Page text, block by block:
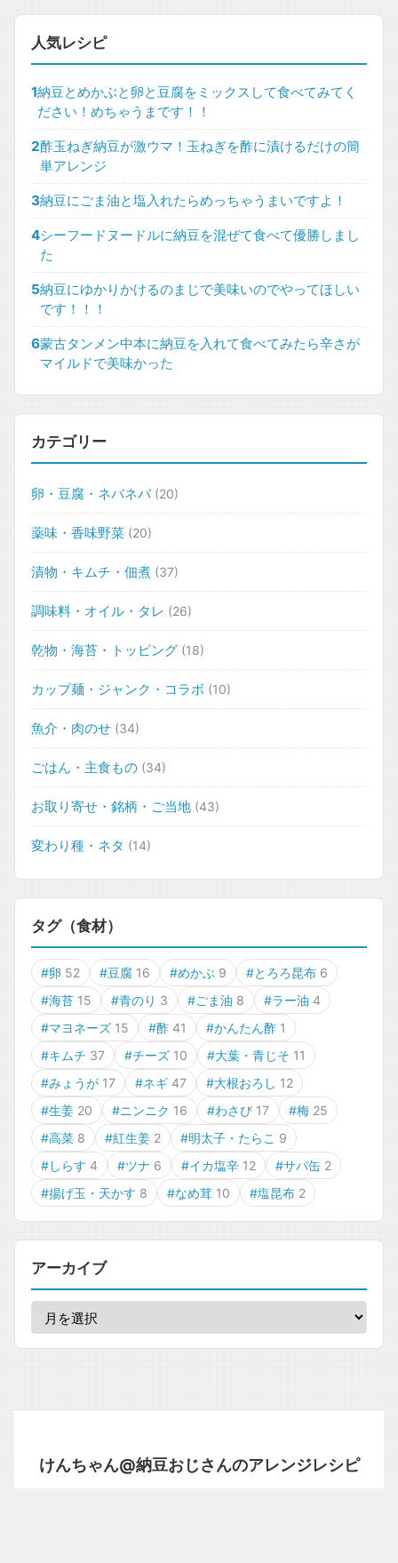
人気レシピ
1納豆とめかぶと卵と豆腐をミックスして食べてみてく
ださい！めちゃうまです！！
2酢玉ねぎ納豆が激ウマ！玉ねぎを酢に漬けるだけの簡
単アレンジ
3納豆にごま油と塩入れたらめっちゃうまいですよ！
4シーフードヌードルに納豆を混ぜて食べて優勝しまし
た
5納豆にゆかりかけるのまじで美味いのでやってほしい
です！！！
6蒙古タンメン中本に納豆を入れて食べてみたら辛さが
マイルドで美味かった
カテゴリー
卵・豆腐・ネバネバ (20)
薬味・香味野菜 (20)
漬物・キムチ・佃煮 (37)
調味料・オイル・タレ (26)
乾物・海苔・トッピング (18)
カップ麺・ジャンク・コラボ (10)
魚介・肉のせ (34)
ごはん・主食もの (34)
お取り寄せ・銘柄・ご当地 (43)
変わり種・ネタ (14)
タグ（食材）
#卵 52 #豆腐 16 #めかぶ 9 #とろろ昆布 6
#海苔 15 #青のり 3 #ごま油 8 #ラー油 4
#マヨネーズ 15 #酢 41 #かんたん酢 1
#キムチ 37 #チーズ 10 #大葉・青じそ 11
#みょうが 17 #ネギ 47 #大根おろし 12
#生姜 20 #ニンニク 16 #わさび 17 #梅 25
#高菜 8 #紅生姜 2 #明太子・たらこ 9
#しらす 4 #ツナ 6 #イカ塩辛 12 #サバ缶 2
#揚げ玉・天かす 8 #なめ茸 10 #塩昆布 2
アーカイブ
けんちゃん@納豆おじさんのアレンジレシピ